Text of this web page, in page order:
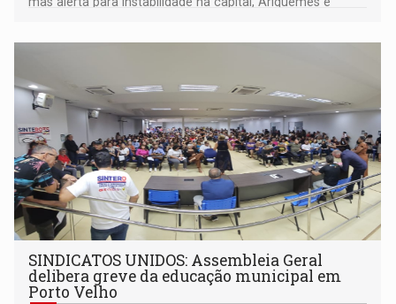
SINDICATOS UNIDOS: Assembleia Geral
delibera greve da educação municipal em
Porto Velho